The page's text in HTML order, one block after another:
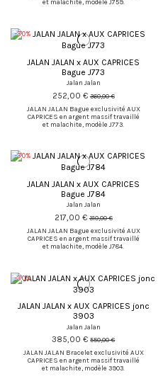
et malachite, modèle J759.
-30%
JALAN JALAN x AUX CAPRICES
Bague J773
Jalan Jalan
252,00 €360,00 €
JALAN JALAN Bague exclusivité AUX
CAPRICES en argent massif travaillé
et malachite, modèle J773.
-30%
JALAN JALAN x AUX CAPRICES
Bague J784
Jalan Jalan
217,00 €310,00 €
JALAN JALAN Bague exclusivité AUX
CAPRICES en argent massif travaillé
et malachite, modèle J784.
-30%
JALAN JALAN x AUX CAPRICES jonc
3903
Jalan Jalan
385,00 €550,00 €
JALAN JALAN Bracelet exclusivité AUX
CAPRICES en argent massif travaillé
et malachite, modèle 3903.